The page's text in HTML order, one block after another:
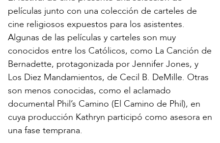
películas junto con una colección de carteles de
cine religiosos expuestos para los asistentes.
Algunas de las películas y carteles son muy
conocidos entre los Católicos, como La Canción de
Bernadette, protagonizada por Jennifer Jones, y
Los Diez Mandamientos, de Cecil B. DeMille. Otras
son menos conocidas, como el aclamado
documental Phil’s Camino (El Camino de Phil), en
cuya producción Kathryn participó como asesora en
una fase temprana.